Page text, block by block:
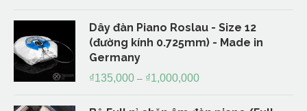
Dây đàn Piano Roslau - Size 12
(đường kính 0.725mm) - Made in
Germany
₫135,000 – ₫1,000,000